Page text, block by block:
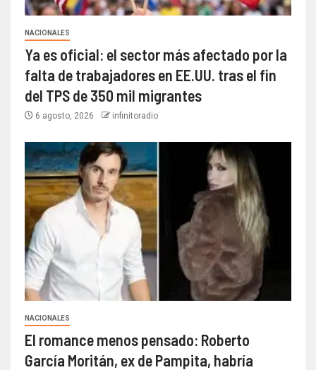
NACIONALES
Ya es oficial: el sector más afectado por la
falta de trabajadores en EE.UU. tras el fin
del TPS de 350 mil migrantes
6 agosto, 2026 infinitoradio
NACIONALES
El romance menos pensado: Roberto
García Moritán, ex de Pampita, habría